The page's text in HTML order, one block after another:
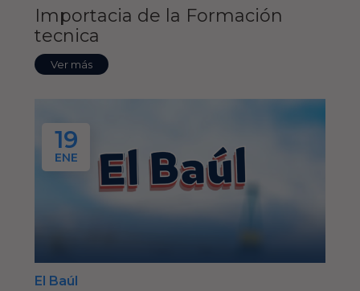
Importacia de la Formación
tecnica
Ver más
19
ENE
El Baúl